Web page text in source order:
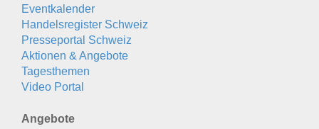
Eventkalender
Handelsregister Schweiz
Presseportal Schweiz
Aktionen & Angebote
Tagesthemen
Video Portal
Angebote